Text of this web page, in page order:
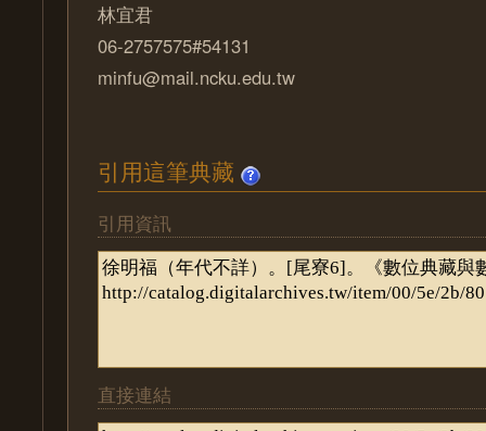
林宜君
06-2757575#54131
minfu@mail.ncku.edu.tw
引用這筆典藏
引用資訊
直接連結